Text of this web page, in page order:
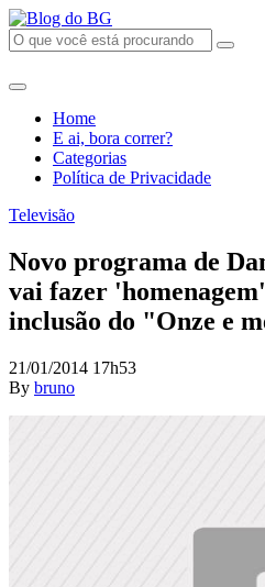
Home
E ai, bora correr?
Categorias
Política de Privacidade
Televisão
Novo programa de
vai fazer
inclusão do "Onze e
21/01/2014 17h53
By bruno